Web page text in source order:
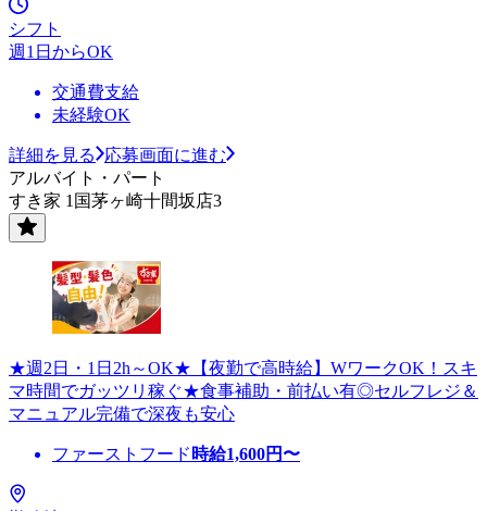
シフト
週1日からOK
交通費支給
未経験OK
詳細を見る
応募画面に進む
アルバイト・パート
すき家 1国茅ヶ崎十間坂店3
★週2日・1日2h～OK★【夜勤で高時給】WワークOK！スキ
マ時間でガッツリ稼ぐ★食事補助・前払い有◎セルフレジ＆
マニュアル完備で深夜も安心
ファーストフード 時給1,600円〜